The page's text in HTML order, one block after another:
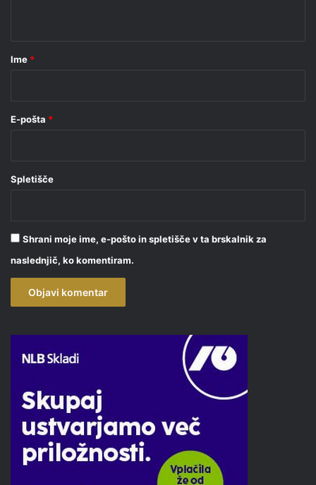
rIme *
E-pošta *
Spletišče
Shrani moje ime, e-pošto in spletišče v ta brskalnik za
naslednjič, ko komentiram.